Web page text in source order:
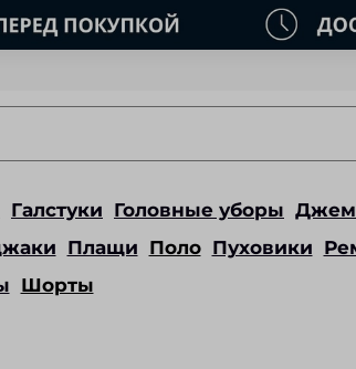
Галстуки Головные уборы
Плащи Поло Пуховики
Шорты